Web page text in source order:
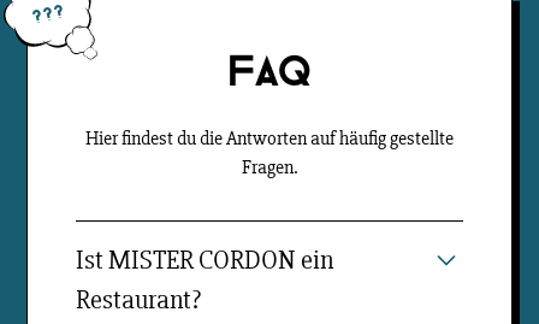
FAQ
Hier findest du die Antworten auf häufig gestellte
Fragen.
Ist MISTER CORDON ein
Restaurant?
???